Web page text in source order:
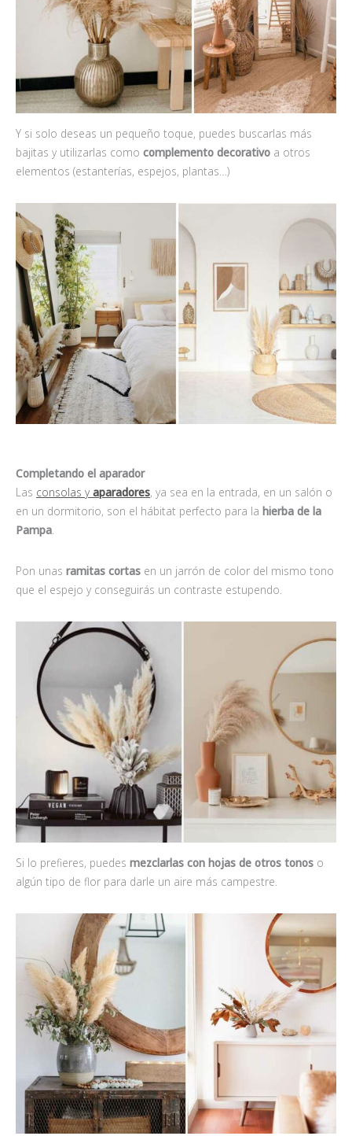
Y si solo deseas un pequeño toque, puedes buscarlas más
bajitas y utilizarlas como complemento decorativo a otros
elementos (estanterías, espejos, plantas…)
Completando el aparador
Las consolas y aparadores, ya sea en la entrada, en un salón o
en un dormitorio, son el hábitat perfecto para la hierba de la
Pampa.
Pon unas ramitas cortas en un jarrón de color del mismo tono
que el espejo y conseguirás un contraste estupendo.
Si lo prefieres, puedes mezclarlas con hojas de otros tonos o
algún tipo de flor para darle un aire más campestre.